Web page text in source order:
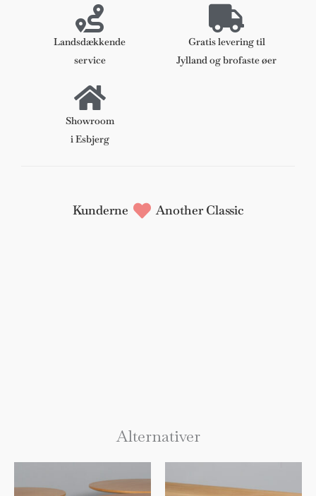
Landsdækkende
service
Gratis levering til
Jylland og brofaste øer
Showroom
i Esbjerg
Kunderne Another Classic
Alternativer